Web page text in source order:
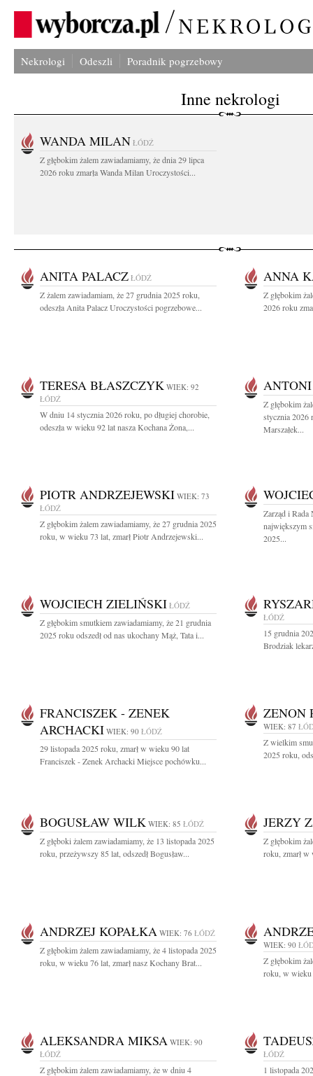
Nekrologi Odeszli Poradnik pogrzebowy
Inne nekrologi
WANDA MILAN ŁÓDŹ
Z głębokim żalem zawiadamiamy, że dnia 29 lipca
2026 roku zmarła Wanda Milan Uroczystości...
ANITA PALACZ ŁÓDŹ
Z żalem zawiadamiam, że 27 grudnia 2025 roku,
odeszła Anita Palacz Uroczystości pogrzebowe...
ANNA
Z głębokim
2026 roku
TERESA BŁASZCZYK WIEK: 92
ŁÓDŹ
W dniu 14 stycznia 2026 roku, po długiej chorobie,
odeszła w wieku 92 lat nasza Kochana Żona,...
Z głębokim
stycznia 2026
Marszałek...
PIOTR ANDRZEJEWSKI WIEK: 73
ŁÓDŹ
Z głębokim żalem zawiadamiamy, że 27 grudnia 2025
roku, w wieku 73 lat, zmarł Piotr Andrzejewski...
Zarząd i
największym
2025...
WOJCIECH ZIELIŃSKI ŁÓDŹ
Z głębokim smutkiem zawiadamiamy, że 21 grudnia
2025 roku odszedł od nas ukochany Mąż, Tata i...
ŁÓDŹ
15 grudnia
Brodziak
FRANCISZEK - ZENEK
ARCHACKI WIEK: 90 ŁÓDŹ
29 listopada 2025 roku, zmarł w wieku 90 lat
Franciszek - Zenek Archacki Miejsce pochówku...
ZENON
WIEK: 87
Z wielkim
2025 roku,
BOGUSŁAW WILK WIEK: 85 ŁÓDŹ
Z głęboki żalem zawiadamiamy, że 13 listopada 2025
roku, przeżywszy 85 lat, odszedł Bogusław...
JERZY
Z głębokim
roku, zmarł
ANDRZEJ KOPAŁKA WIEK: 76 ŁÓDŹ
Z głębokim żalem zawiadamiamy, że 4 listopada 2025
roku, w wieku 76 lat, zmarł nasz Kochany Brat...
WIEK: 90
Z głębokim
roku, w wieku
ALEKSANDRA MIKSA WIEK: 90
ŁÓDŹ
Z głębokim żalem zawiadamiamy, że w dniu 4
ŁÓDŹ
1 listopada